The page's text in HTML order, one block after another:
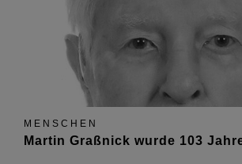
MENSCHEN
Martin Graßnick wurde 103